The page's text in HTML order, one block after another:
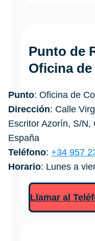
Punto de
Oficina
Punto: Oficina de
Dirección: Calle
Escritor Azorín, S/N,
España
Teléfono: +34 957
Horario: Lunes a
Llamar al